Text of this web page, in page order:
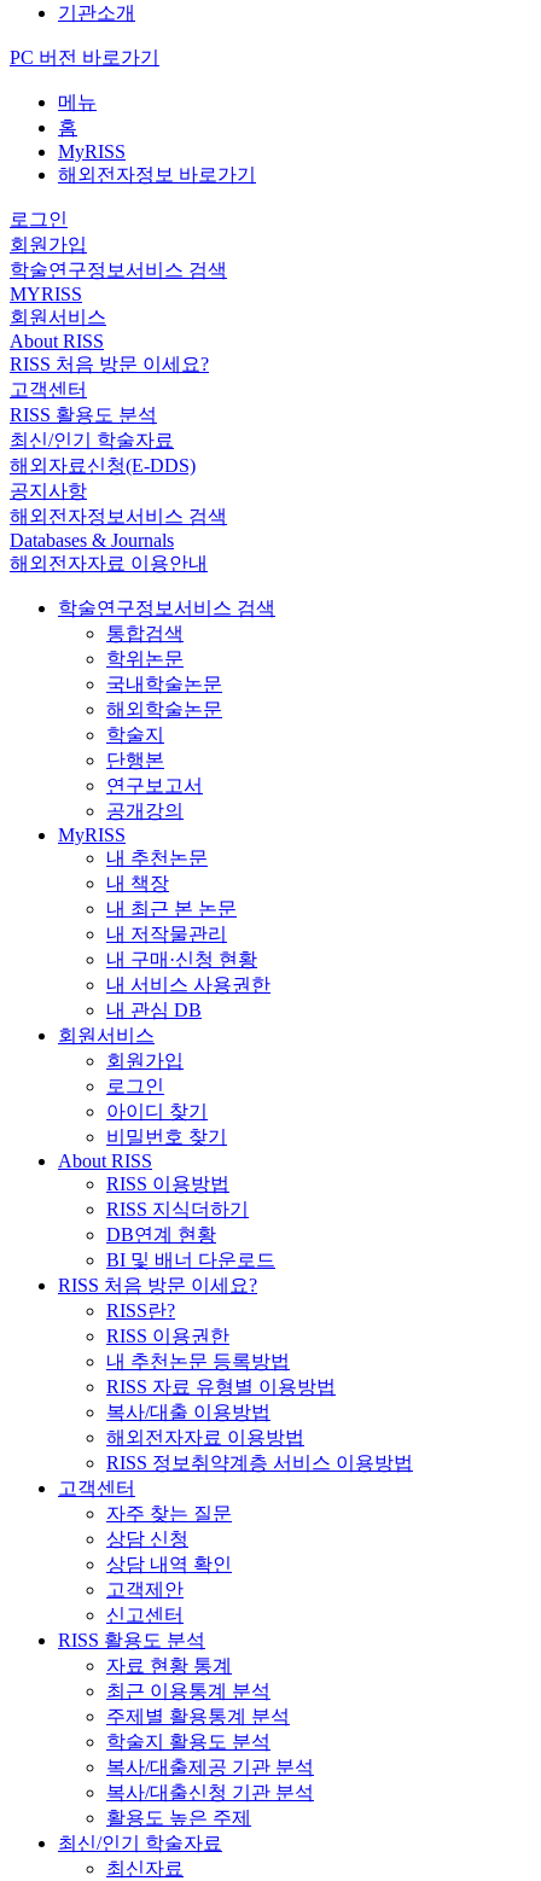
기관소개
PC 버전 바로가기
메뉴
홈
MyRISS
해외전자정보 바로가기
로그인
회원가입
학술연구정보서비스 검색
MYRISS
회원서비스
About RISS
RISS 처음 방문 이세요?
고객센터
RISS 활용도 분석
최신/인기 학술자료
해외자료신청(E-DDS)
공지사항
해외전자정보서비스 검색
Databases & Journals
해외전자자료 이용안내
학술연구정보서비스 검색
통합검색
학위논문
국내학술논문
해외학술논문
학술지
단행본
연구보고서
공개강의
MyRISS
내 추천논문
내 책장
내 최근 본 논문
내 저작물관리
내 구매·신청 현황
내 서비스 사용권한
내 관심 DB
회원서비스
회원가입
로그인
아이디 찾기
비밀번호 찾기
About RISS
RISS 이용방법
RISS 지식더하기
DB연계 현황
BI 및 배너 다운로드
RISS 처음 방문 이세요?
RISS란?
RISS 이용권한
내 추천논문 등록방법
RISS 자료 유형별 이용방법
복사/대출 이용방법
해외전자자료 이용방법
RISS 정보취약계층 서비스 이용방법
고객센터
자주 찾는 질문
상담 신청
상담 내역 확인
고객제안
신고센터
RISS 활용도 분석
자료 현황 통계
최근 이용통계 분석
주제별 활용통계 분석
학술지 활용도 분석
복사/대출제공 기관 분석
복사/대출신청 기관 분석
활용도 높은 주제
최신/인기 학술자료
최신자료